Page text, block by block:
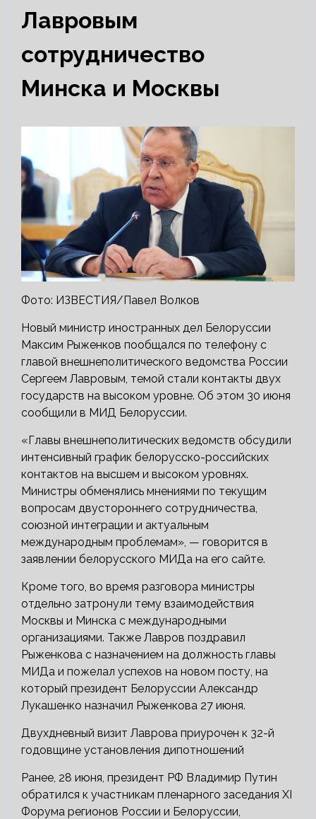
Лавровым
сотрудничество
Минска и Москвы
Фото: ИЗВЕСТИЯ/Павел Волков
Новый министр иностранных дел Белоруссии
Максим Рыженков пообщался по телефону с
главой внешнеполитического ведомства России
Сергеем Лавровым, темой стали контакты двух
государств на высоком уровне. Об этом 30 июня
сообщили в МИД Белоруссии.
«Главы внешнеполитических ведомств обсудили
интенсивный график белорусско-российских
контактов на высшем и высоком уровнях.
Министры обменялись мнениями по текущим
вопросам двустороннего сотрудничества,
союзной интеграции и актуальным
международным проблемам», — говорится в
заявлении белорусского МИДа на его сайте.
Кроме того, во время разговора министры
отдельно затронули тему взаимодействия
Москвы и Минска с международными
организациями. Также Лавров поздравил
Рыженкова с назначением на должность главы
МИДа и пожелал успехов на новом посту, на
который президент Белоруссии Александр
Лукашенко назначил Рыженкова 27 июня.
Двухдневный визит Лаврова приурочен к 32-й
годовщине установления дипотношений
Ранее, 28 июня, президент РФ Владимир Путин
обратился к участникам пленарного заседания XI
Форума регионов России и Белоруссии,